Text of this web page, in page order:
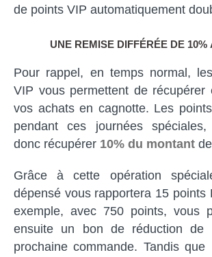
de points VIP automatiquement
UNE REMISE DIFFÉRÉE DE 10%
Pour rappel, en temps normal,
VIP vous permettent de récupérer
vos achats en cagnotte. Les
pendant ces journées
donc récupérer 10% du montant
Grâce à cette opération
dépensé vous rapportera 15 points
exemple, avec 750 points, vous
ensuite un bon de réduction de
prochaine commande. Tandis